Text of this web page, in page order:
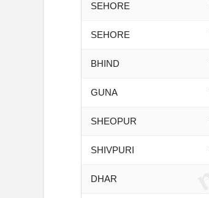
SEHORE
SEHORE
BHIND
GUNA
SHEOPUR
SHIVPURI
DHAR